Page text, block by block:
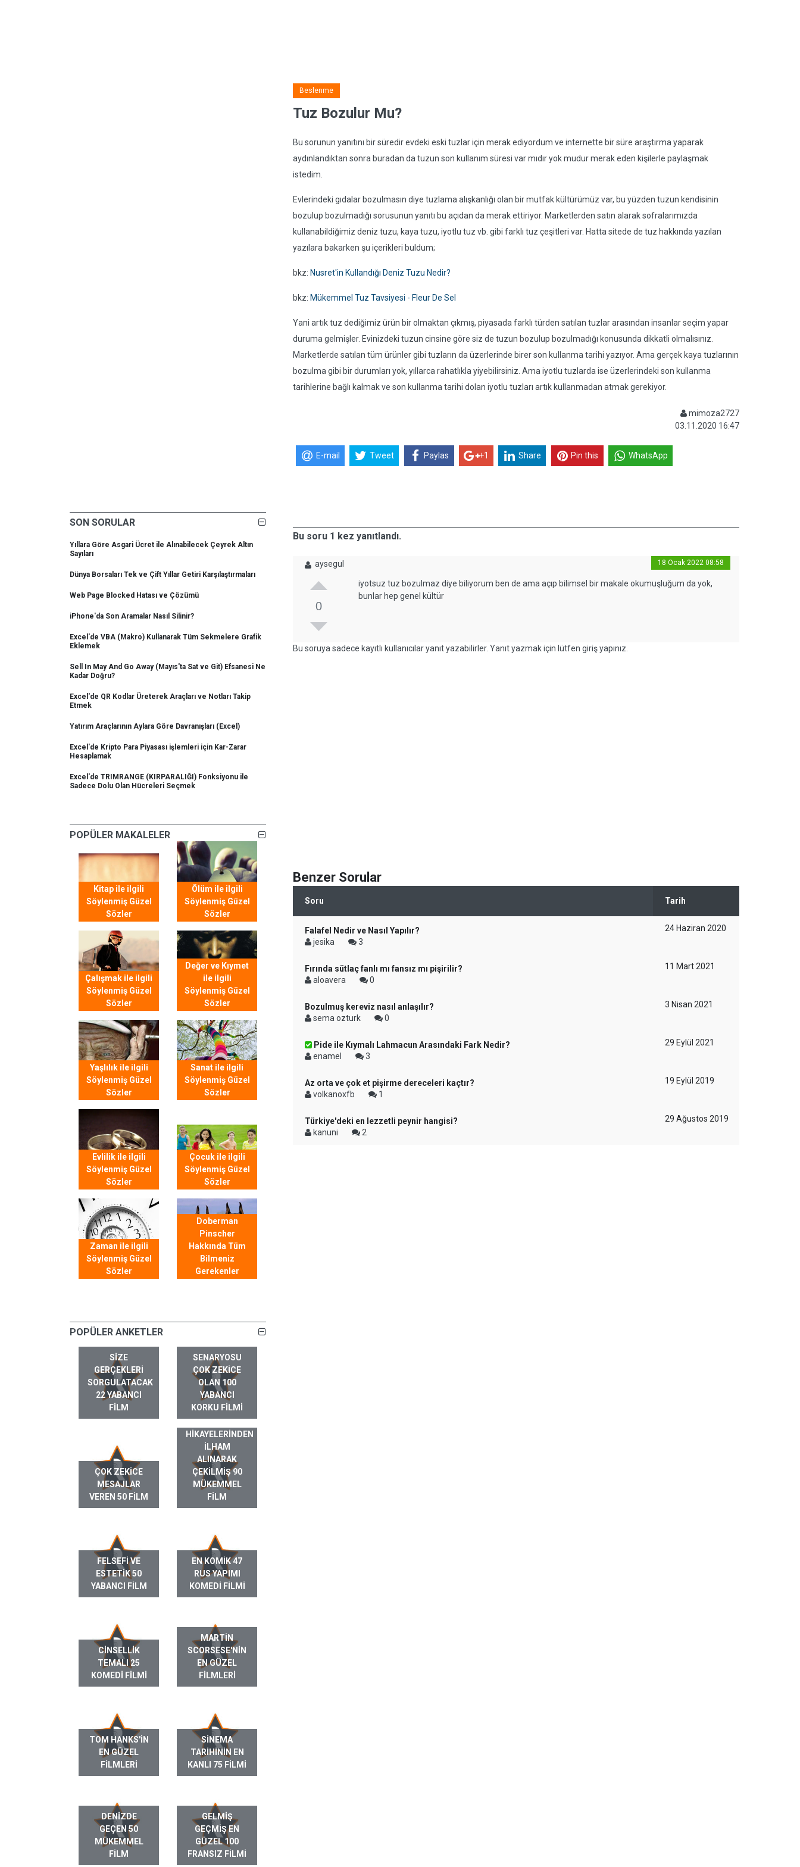
SON SORULAR
Yıllara Göre Asgari Ücret ile Alınabilecek Çeyrek Altın
Sayıları
Dünya Borsaları Tek ve Çift Yıllar Getiri Karşılaştırmaları
Web Page Blocked Hatası ve Çözümü
iPhone'da Son Aramalar Nasıl Silinir?
Excel'de VBA (Makro) Kullanarak Tüm Sekmelere Grafik
Eklemek
Sell In May And Go Away (Mayıs'ta Sat ve Git) Efsanesi Ne
Kadar Doğru?
Excel'de QR Kodlar Üreterek Araçları ve Notları Takip
Etmek
Yatırım Araçlarının Aylara Göre Davranışları (Excel)
Excel'de Kripto Para Piyasası işlemleri için Kar-Zarar
Hesaplamak
Excel'de TRIMRANGE (KIRPARALIĞI) Fonksiyonu ile
Sadece Dolu Olan Hücreleri Seçmek
POPÜLER MAKALELER
Kitap ile ilgili
Söylenmiş Güzel
Sözler
Ölüm ile ilgili
Söylenmiş Güzel
Sözler
Çalışmak ile ilgili
Söylenmiş Güzel
Sözler
Değer ve Kıymet
ile ilgili
Söylenmiş Güzel
Sözler
Yaşlılık ile ilgili
Söylenmiş Güzel
Sözler
Sanat ile ilgili
Söylenmiş Güzel
Sözler
Evlilik ile ilgili
Söylenmiş Güzel
Sözler
Çocuk ile ilgili
Söylenmiş Güzel
Sözler
Zaman ile ilgili
Söylenmiş Güzel
Sözler
Doberman
Pinscher
Hakkında Tüm
Bilmeniz
Gerekenler
POPÜLER ANKETLER
SIZE
GERÇEKLERI
SORGULATACAK
22 YABANCI
FILM
SENARYOSU
ÇOK ZEKICE
OLAN 100
YABANCI
KORKU FILMI
ÇOK ZEKICE
MESAJLAR
VEREN 50 FILM
GERÇEK HAYAT
HIKAYELERINDEN
ILHAM
ALINARAK
ÇEKILMIŞ 90
MÜKEMMEL
FILM
FELSEFI VE
ESTETIK 50
YABANCI FILM
EN KOMIK 47
RUS YAPIMI
KOMEDI FILMI
CINSELLIK
TEMALI 25
KOMEDI FILMI
MARTIN
SCORSESE'NIN
EN GÜZEL
FILMLERI
TOM HANKS'IN
EN GÜZEL
FILMLERI
SINEMA
TARIHININ EN
KANLI 75 FILMI
DENIZDE
GEÇEN 50
MÜKEMMEL
FILM
GELMIŞ
GEÇMIŞ EN
GÜZEL 100
FRANSIZ FILMI
Beslenme
Tuz Bozulur Mu?
Bu sorunun yanıtını bir süredir evdeki eski tuzlar için merak ediyordum ve internette bir süre araştırma yaparak
aydınlandıktan sonra buradan da tuzun son kullanım süresi var mıdır yok mudur merak eden kişilerle paylaşmak
istedim.
Evlerindeki gıdalar bozulmasın diye tuzlama alışkanlığı olan bir mutfak kültürümüz var, bu yüzden tuzun kendisinin
bozulup bozulmadığı sorusunun yanıtı bu açıdan da merak ettiriyor. Marketlerden satın alarak sofralarımızda
kullanabildiğimiz deniz tuzu, kaya tuzu, iyotlu tuz vb. gibi farklı tuz çeşitleri var. Hatta sitede de tuz hakkında yazılan
yazılara bakarken şu içerikleri buldum;
bkz: Nusret'in Kullandığı Deniz Tuzu Nedir?
bkz: Mükemmel Tuz Tavsiyesi - Fleur De Sel
Yani artık tuz dediğimiz ürün bir olmaktan çıkmış, piyasada farklı türden satılan tuzlar arasından insanlar seçim yapar
duruma gelmişler. Evinizdeki tuzun cinsine göre siz de tuzun bozulup bozulmadığı konusunda dikkatli olmalısınız.
Marketlerde satılan tüm ürünler gibi tuzların da üzerlerinde birer son kullanma tarihi yazıyor. Ama gerçek kaya tuzlarının
bozulma gibi bir durumları yok, yıllarca rahatlıkla yiyebilirsiniz. Ama iyotlu tuzlarda ise üzerlerindeki son kullanma
tarihlerine bağlı kalmak ve son kullanma tarihi dolan iyotlu tuzları artık kullanmadan atmak gerekiyor.
mimoza2727
03.11.2020 16:47
E-mail Tweet Paylas +1 Share Pin this WhatsApp
Bu soru 1 kez yanıtlandı.
aysegul 18 Ocak 2022 08:58
0
iyotsuz tuz bozulmaz diye biliyorum ben de ama açıp bilimsel bir makale okumuşluğum da yok,
bunlar hep genel kültür
Bu soruya sadece kayıtlı kullanıcılar yanıt yazabilirler. Yanıt yazmak için lütfen giriş yapınız.
Benzer Sorular
Soru Tarih
Falafel Nedir ve Nasıl Yapılır?
jesika
3
24 Haziran 2020
Fırında sütlaç fanlı mı fansız mı pişirilir?
aloavera
0
11 Mart 2021
Bozulmuş kereviz nasıl anlaşılır?
sema ozturk
0
3 Nisan 2021
Pide ile Kıymalı Lahmacun Arasındaki Fark Nedir?
enamel
3
29 Eylül 2021
Az orta ve çok et pişirme dereceleri kaçtır?
volkanoxfb
1
19 Eylül 2019
Türkiye'deki en lezzetli peynir hangisi?
kanuni
2
29 Ağustos 2019